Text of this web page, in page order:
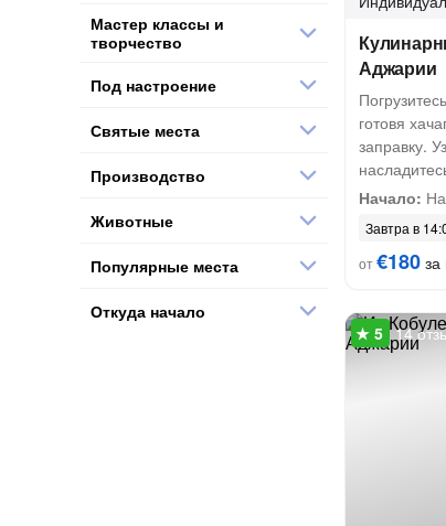
Аджарии
готовя
заправку.
Начало:
Завтра в
от€180 за
14
Мастер классы и
творчество
Под настроение
Святые места
Производство
Животные
Популярные места
Откуда начало